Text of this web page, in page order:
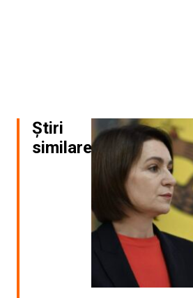
Știri
similare